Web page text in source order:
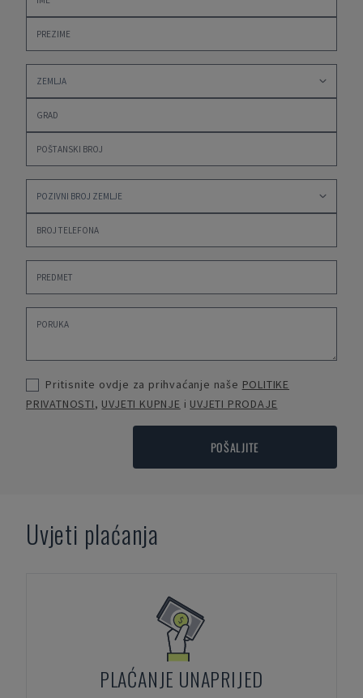
Pritisnite ovdje za prihvaćanje naše POLITIKE
PRIVATNOSTI, UVJETI KUPNJE i UVJETI PRODAJE
POŠALJITE
Uvjeti plaćanja
PLAĆANJE UNAPRIJED